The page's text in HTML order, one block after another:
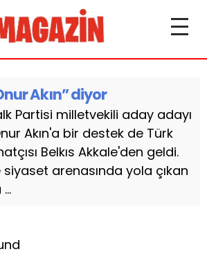
Akın” diyor
Partisi milletvekili aday adayı
Akın'a bir destek de Türk
Belkıs Akkale'den geldi.
siyaset arenasında yola çıkan